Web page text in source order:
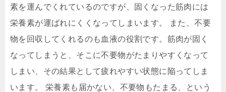
素を運んでくれているのですが、固くなった筋肉には
栄養素が運ばれにくくなってしまいます。 また、不要
物を回収してくれるのも血液の役割です。筋肉が固く
なってしまうと、そこに不要物がたまりやすくなって
しまい、その結果として疲れやすい状態に陥ってしま
います。 栄養素も届かない、不要物もたまる、という